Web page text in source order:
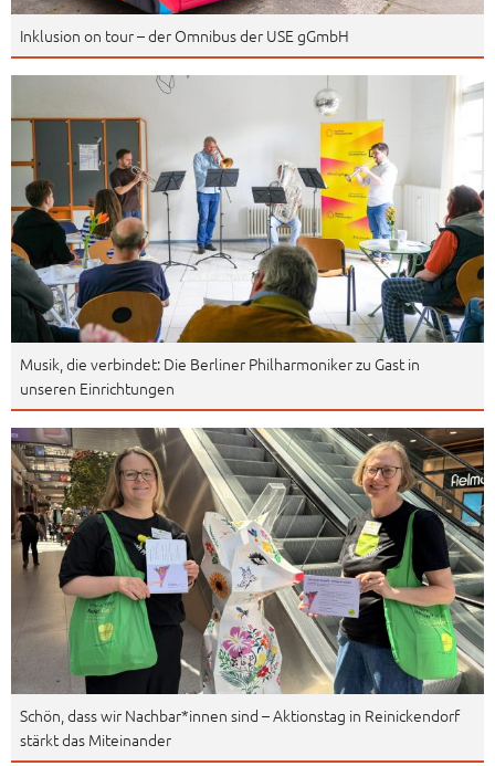
Inklusion on tour – der Omnibus der USE gGmbH
Musik, die verbindet: Die Berliner Philharmoniker zu Gast in
unseren Einrichtungen
Schön, dass wir Nachbar*innen sind – Aktionstag in Reinickendorf
stärkt das Miteinander